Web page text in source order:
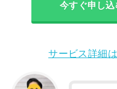
今すぐ申し込
サービス詳細